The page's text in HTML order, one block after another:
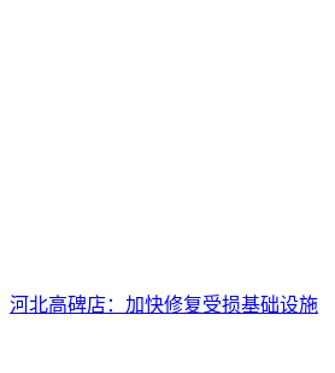
河北高碑店：加快修复受损基础设施